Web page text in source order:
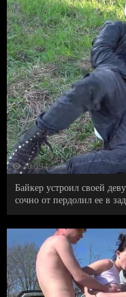
30 394
Байкер устроил своей
сочно от пердолил ее в зад.